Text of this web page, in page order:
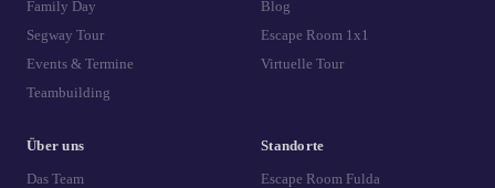
Family Day
Segway Tour
Events & Termine
Teambuilding
Blog
Escape Room 1x1
Virtuelle Tour
Über uns
Das Team
Standorte
Escape Room Fulda